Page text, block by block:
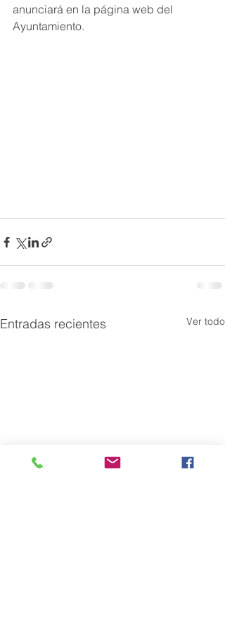
anunciará en la página web del
Ayuntamiento.
Entradas recientes Ver todo